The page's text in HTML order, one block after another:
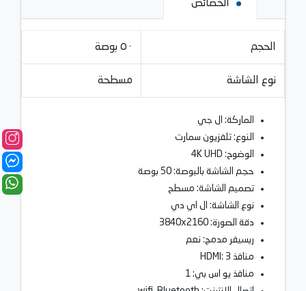
الخصائص
الحجم ٥٠ بوصة
نوع الشاشة مسطحة
الماركة: ال جي
النوع: تلفزيون سمارت
الوضوح: 4K UHD
حجم الشاشة بالبوصة: 50 بوصة
تصميم الشاشة: مسطح
نوع الشاشة: ال اي دي
دقة الصورة: 3840x2160
ريسيفر مدمج: نعم
منافذ HDMI: 3
منافذ يو اس بي: 1